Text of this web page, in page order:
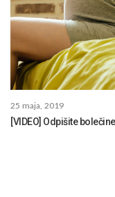
25 maja, 2019
[VIDEO] Odpišite